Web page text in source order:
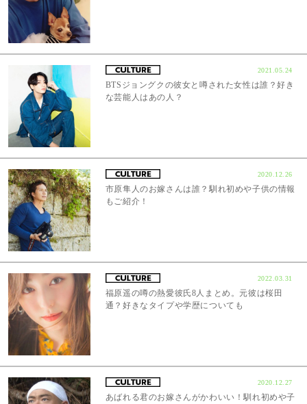
2021.05.24
BTSジョングクの彼女と噂された女性は誰？好き
な芸能人はあの人？
2020.12.26
市原隼人のお嫁さんは誰？馴れ初めや子供の情報
もご紹介！
2022.03.31
福原遥の噂の熱愛彼氏8人まとめ。元彼は桜田
通？好きなタイプや学歴についても
2020.12.27
あばれる君のお嫁さんがかわいい！馴れ初めや子